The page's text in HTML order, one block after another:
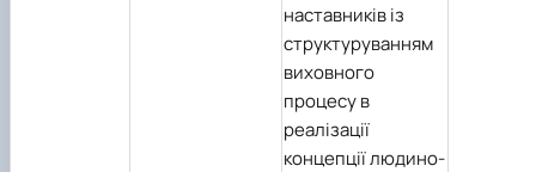
наставників із
структуруванням
виховного
процесу в
реалізації
концепції людино-